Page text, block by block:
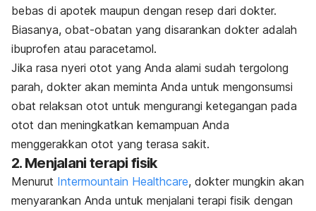
bebas di apotek maupun dengan resep dari dokter.
Biasanya, obat-obatan yang disarankan dokter adalah
ibuprofen atau paracetamol.
Jika rasa nyeri otot yang Anda alami sudah tergolong
parah, dokter akan meminta Anda untuk mengonsumsi
obat relaksan otot untuk mengurangi ketegangan pada
otot dan meningkatkan kemampuan Anda
menggerakkan otot yang terasa sakit.
2. Menjalani terapi fisik
Menurut Intermountain Healthcare, dokter mungkin akan
menyarankan Anda untuk menjalani terapi fisik dengan